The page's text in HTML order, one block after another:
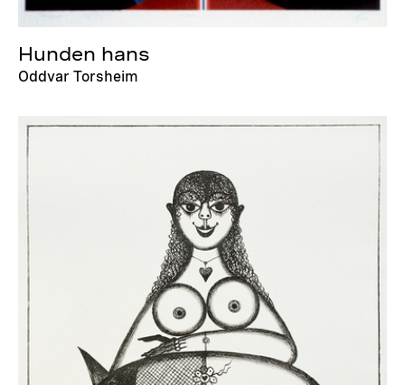
Hunden hans
Oddvar Torsheim